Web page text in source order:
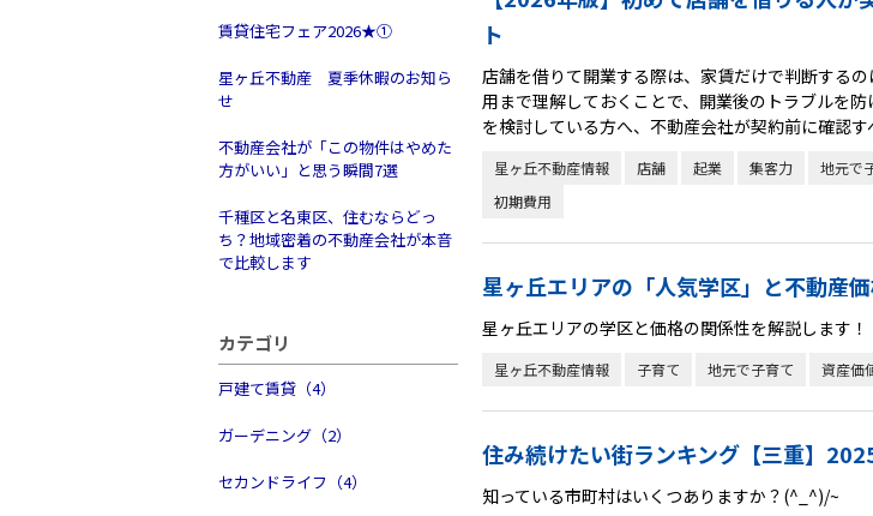
賃貸住宅フェア2026★①
星ヶ丘不動産 夏季休暇のお知ら
せ
不動産会社が「この物件はやめた
方がいい」と思う瞬間7選
千種区と名東区、住むならどっ
ち？地域密着の不動産会社が本音
で比較します
カテゴリ
戸建て賃貸（4）
ガーデニング（2）
セカンドライフ（4）
ト
店舗を借りて開業する際は、家賃だけで判断する
用まで理解しておくことで、開業後のトラブルを
を検討している方へ、不動産会社が契約前に確認す
星ヶ丘不動産情報 店舗 起業 集客力 地元で
初期費用
星ヶ丘エリアの「人気学区」と不動産
星ヶ丘エリアの学区と価格の関係性を解説します！
星ヶ丘不動産情報 子育て 地元で子育て 資産価
住み続けたい街ランキング【三重】
知っている市町村はいくつありますか？(^_^)/~